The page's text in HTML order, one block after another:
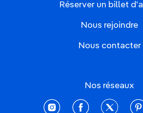
Réserver un billet
Nous rejoindre
Nous contacter
Nos réseaux
instagramfacebooktwitter